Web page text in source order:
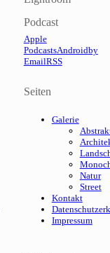
Podcast
Apple
PodcastsAndroidby
EmailRSS
Seiten
Galerie
Natur
Street
Kontakt
Impressum